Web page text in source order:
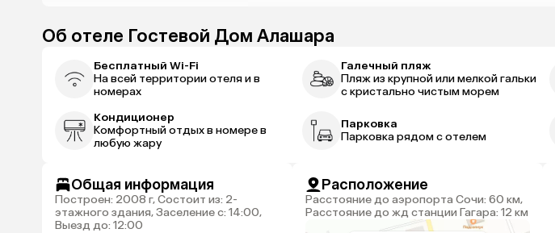
Об отеле Гостевой Дом Алашара
Бесплатный Wi-Fi
На всей территории отеля и в
номерах
Галечный пляж
Пляж из крупной или мелкой гальки
с кристально чистым морем
Кондиционер
Комфортный отдых в номере в
любую жару
Парковка
Парковка рядом с отелем
Общая информация
Построен: 2008 г, Состоит из: 2-
этажного здания, Заселение с: 14:00,
Выезд до: 12:00
Расположение
Расстояние до аэропорта Сочи: 60 км,
Расстояние до жд станции Гагара: 12 км